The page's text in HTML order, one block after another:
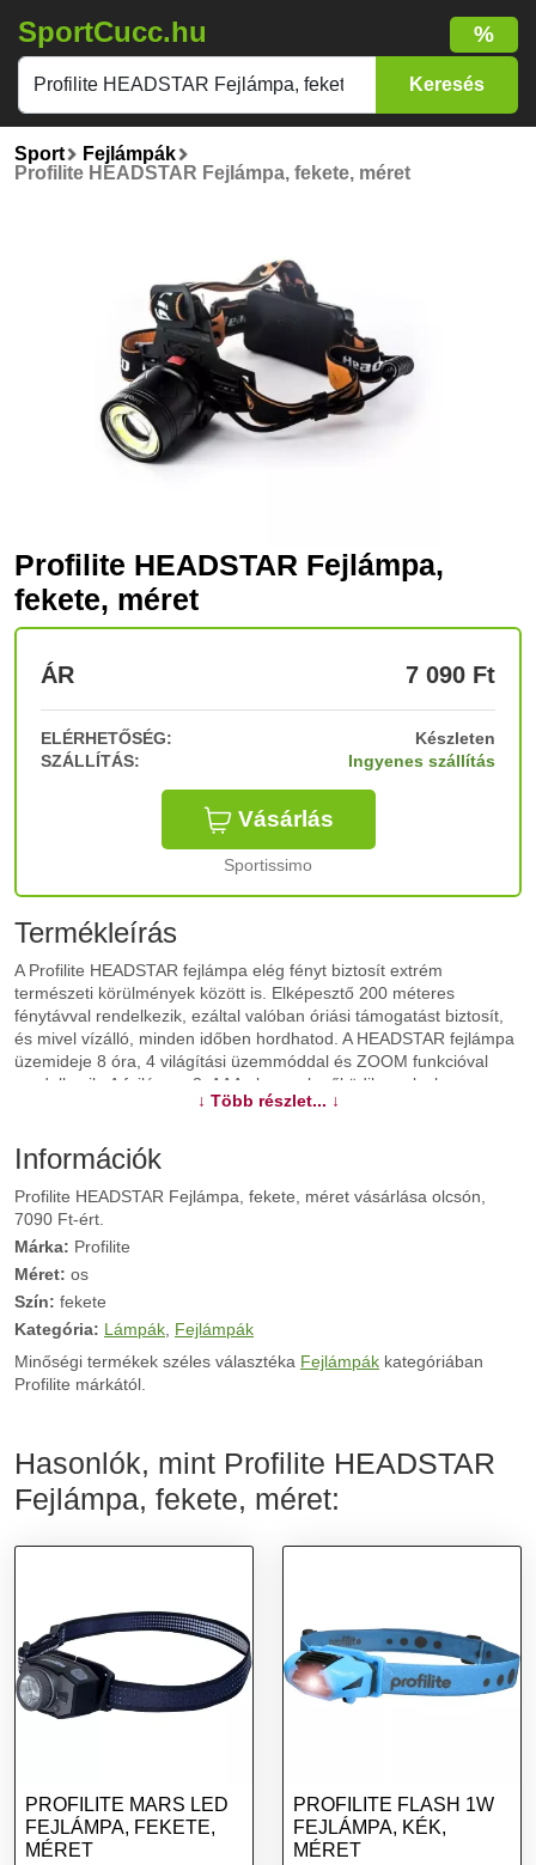
SportCucc.hu %
Sport
Fejlámpák
Profilite HEADSTAR Fejlámpa, fekete, méret
Profilite HEADSTAR Fejlámpa,
fekete, méret
ÁR 7 090 Ft
ELÉRHETŐSÉG:
Készleten
SZÁLLÍTÁS:
Ingyenes szállítás
Vásárlás
Sportissimo
Termékleírás
A Profilite HEADSTAR fejlámpa elég fényt biztosít extrém
természeti körülmények között is. Elképesztő 200 méteres
fénytávval rendelkezik, ezáltal valóban óriási támogatást biztosít,
és mivel vízálló, minden időben hordhatod. A HEADSTAR fejlámpa
üzemideje 8 óra, 4 világítási üzemmóddal és ZOOM funkcióval
rendelkezik. A fejlámpa 3xAAA elemmel működik, melyek
megtalálhatóak a csomagban.
További információk>>
↓ Több részlet... ↓
Információk
Profilite HEADSTAR Fejlámpa, fekete, méret vásárlása olcsón,
7090 Ft-ért.
Márka: Profilite
Méret: os
Szín: fekete
Kategória: Lámpák Fejlámpák
Minőségi termékek széles választéka Fejlámpák kategóriában
Profilite márkától.
Hasonlók, mint Profilite HEADSTAR
Fejlámpa, fekete, méret:
PROFILITE MARS LED
FEJLÁMPA, FEKETE,
MÉRET
PROFILITE FLASH 1W
FEJLÁMPA, KÉK,
MÉRET